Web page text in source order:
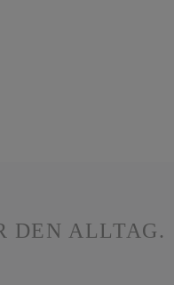
DEN ALLTAG.